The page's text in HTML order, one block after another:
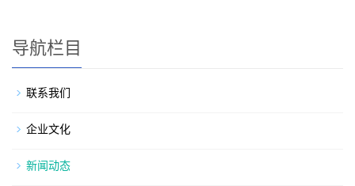
导航栏目
联系我们
企业文化
新闻动态